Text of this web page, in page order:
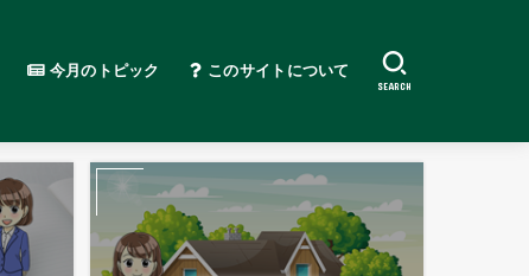
今月のトピック このサイトについて
SEARCH